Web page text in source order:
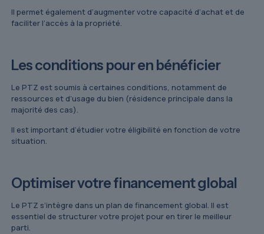
Il permet également d’augmenter votre capacité d’achat et de
faciliter l’accès à la propriété.
Les conditions pour en bénéficier
Le PTZ est soumis à certaines conditions, notamment de
ressources et d’usage du bien (résidence principale dans la
majorité des cas).
Il est important d’étudier votre éligibilité en fonction de votre
situation.
Optimiser votre financement global
Le PTZ s’intègre dans un plan de financement global. Il est
essentiel de structurer votre projet pour en tirer le meilleur
parti.